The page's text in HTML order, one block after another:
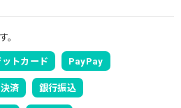
。
ットカード PayPay
済 銀行振込